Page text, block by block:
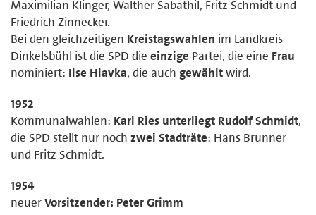
Maximilian Klinger, Walther Sabathil, Fritz Schmidt und
Friedrich Zinnecker.
Bei den gleichzeitigen Kreistagswahlen im Landkreis
Dinkelsbühl ist die SPD die einzige Partei, die eine Frau
nominiert: Ilse Hlavka, die auch gewähltwird.
1952
Kommunalwahlen: Karl Ries unterliegt Rudolf Schmidt,
die SPD stellt nur noch zwei Stadträte: Hans Brunner
und Fritz Schmidt.
1954
neuerVorsitzender: Peter Grimm